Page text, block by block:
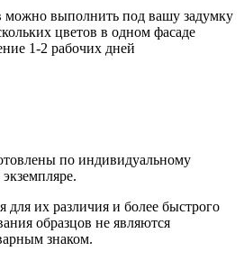
можно выполнить под вашу задумку
цветов в одном фасаде
1-2 рабочих дней
по индивидуальному
их различия и более быстрого
образцов не являются
знаком.